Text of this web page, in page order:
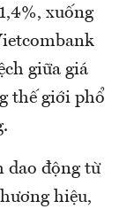
xuống
giữa giá
thế giới phổ
dao động từ
hiệu,